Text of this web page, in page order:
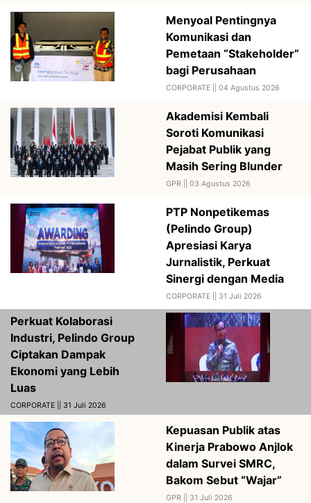
Menyoal Pentingnya
Komunikasi dan
Pemetaan “Stakeholder”
bagi Perusahaan
CORPORATE || 04 Agustus 2026
Akademisi Kembali
Soroti Komunikasi
Pejabat Publik yang
Masih Sering Blunder
GPR || 03 Agustus 2026
PTP Nonpetikemas
(Pelindo Group)
Apresiasi Karya
Jurnalistik, Perkuat
Sinergi dengan Media
CORPORATE || 31 Juli 2026
Perkuat Kolaborasi
Industri, Pelindo Group
Ciptakan Dampak
Ekonomi yang Lebih
Luas
CORPORATE || 31 Juli 2026
Kepuasan Publik atas
Kinerja Prabowo Anjlok
dalam Survei SMRC,
Bakom Sebut “Wajar”
GPR || 31 Juli 2026